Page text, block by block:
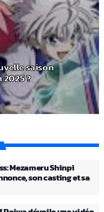
saison
?
Mezameru Shinpi
son casting et sa